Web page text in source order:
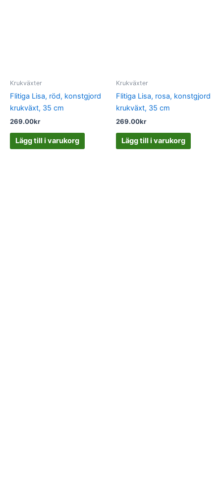
Krukväxter
Flitiga Lisa, röd, konstgjord
krukväxt, 35 cm
269.00kr
Lägg till i varukorg
Krukväxter
Flitiga Lisa, rosa, konstgjord
krukväxt, 35 cm
269.00kr
Lägg till i varukorg